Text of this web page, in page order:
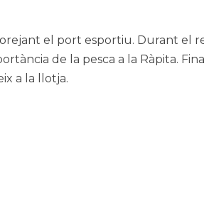
el port esportiu. Durant el
de la pesca a la Ràpita.
a la llotja.